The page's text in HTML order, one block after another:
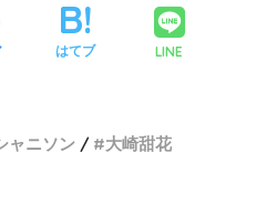
はてブ LINE
ャニソン 大崎甜花